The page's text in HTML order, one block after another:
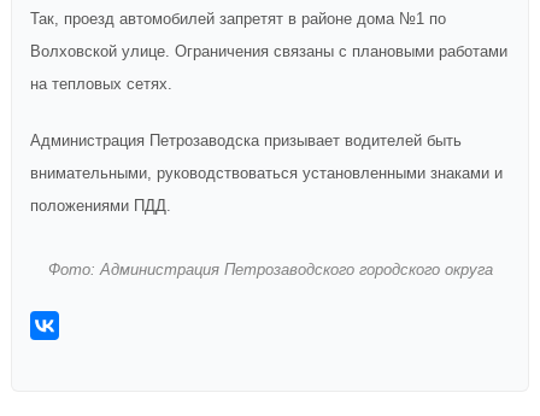
Так, проезд автомобилей запретят в районе дома №1 по
Волховской улице. Ограничения связаны с плановыми работами
на тепловых сетях.
Администрация Петрозаводска призывает водителей быть
внимательными, руководствоваться установленными знаками и
положениями ПДД.
Фото: Администрация Петрозаводского городского округа